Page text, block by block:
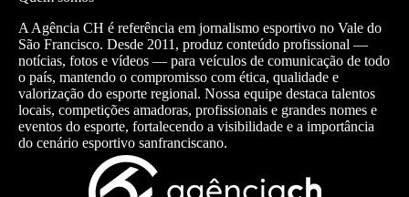
A Agência CH é referência em jornalismo esportivo no Vale do
São Francisco. Desde 2011, produz conteúdo profissional —
notícias, fotos e vídeos — para veículos de comunicação de todo
o país, mantendo o compromisso com ética, qualidade e
valorização do esporte regional. Nossa equipe destaca talentos
locais, competições amadoras, profissionais e grandes nomes e
eventos do esporte, fortalecendo a visibilidade e a importância
do cenário esportivo sanfranciscano.